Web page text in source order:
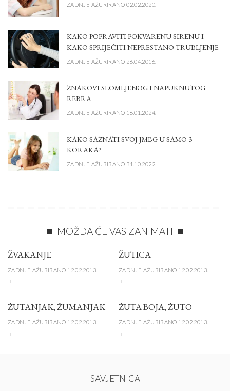
ZADNJE AŽURIRANO 02.02.2020.
KAKO POPRAVITI POKVARENU SIRENU I
KAKO SPRIJEČITI NEPRESTANO TRUBLJENJE
ZADNJE AŽURIRANO 26.04.2016.
ZNAKOVI SLOMLJENOG I NAPUKNUTOG
REBRA
ZADNJE AŽURIRANO 18.01.2024.
KAKO SAZNATI SVOJ JMBG U SAMO 3
KORAKA?
ZADNJE AŽURIRANO 31.10.2022.
MOŽDA ĆE VAS ZANIMATI
ŽVAKANJE
ZADNJE AŽURIRANO 12.02.2013.
ŽUTICA
ZADNJE AŽURIRANO 12.02.2013.
ŽUTANJAK, ŽUMANJAK
ZADNJE AŽURIRANO 12.02.2013.
ŽUTA BOJA, ŽUTO
ZADNJE AŽURIRANO 12.02.2013.
SAVJETNICA